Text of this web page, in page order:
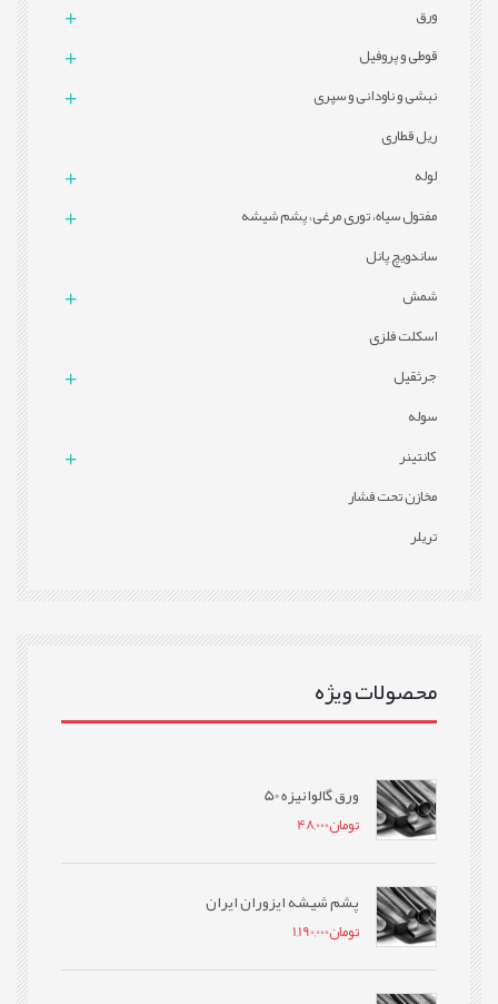
ورق
قوطی و پروفيل
نبشی و ناودانی و سپری
ریل قطاری
لوله
مفتول سیاه، توری مرغی، پشم شیشه
ساندویچ پانل
شمش
اسکلت فلزی
جرثقیل
سوله
کانتینر
مخازن تحت فشار
تریلر
محصولات ویژه
ورق گالوانیزه 50
تومان48,000
پشم شیشه ایزوران ایران
تومان1,190,000